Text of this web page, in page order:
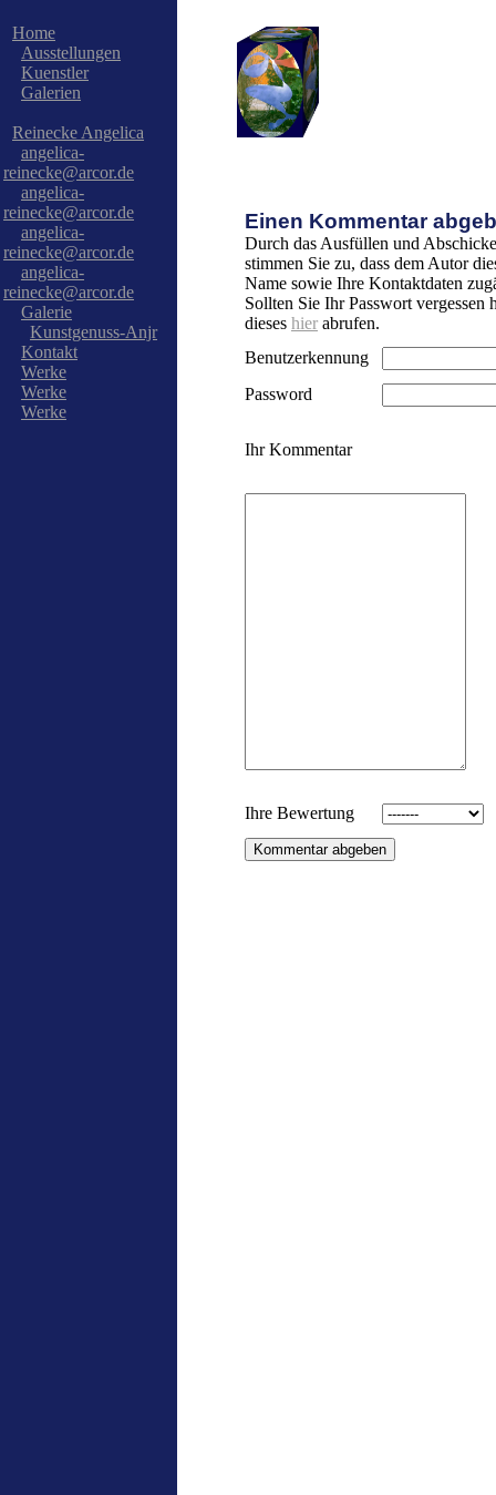
Home
Ausstellungen
Kuenstler
Galerien
Reinecke Angelica
angelica-
reinecke@arcor.de
angelica-
reinecke@arcor.de
angelica-
reinecke@arcor.de
angelica-
reinecke@arcor.de
Galerie
Kunstgenuss-Anjr
Kontakt
Werke
Werke
Werke
Einen Kommentar
Durch das Ausfüllen und
stimmen Sie zu, dass dem Autor
Name sowie Ihre Kontaktdaten
Sollten Sie Ihr Passwort vergessen
dieses hier abrufen.
Benutzerkennung
Password
Ihr Kommentar
Ihre Bewertung